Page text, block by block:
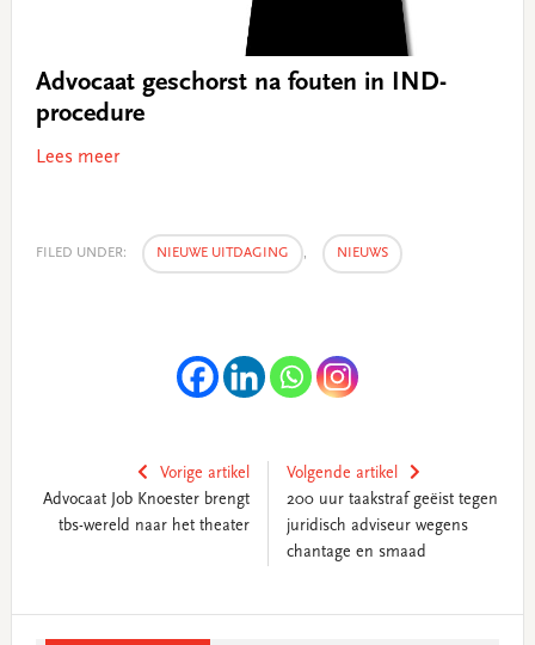
Advocaat geschorst na fouten in IND-
procedure
Lees meer
FILED UNDER: NIEUWE UITDAGING , NIEUWS
Vorige artikel
Advocaat Job Knoester brengt
tbs-wereld naar het theater
Volgende artikel
200 uur taakstraf geëist tegen
juridisch adviseur wegens
chantage en smaad